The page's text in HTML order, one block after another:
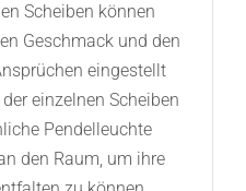
Scheiben können
Geschmack und den
eingestellt
einzelnen Scheiben
Pendelleuchte
den Raum, um ihre